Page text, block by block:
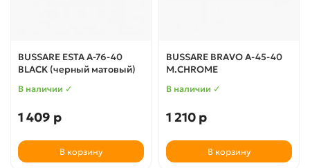
BUSSARE ESTA A-76-40
BLACK (черный матовый)
В наличии ✓
1 409 р
В корзину
BUSSARE BRAVO A-45-40
M.CHROME
В наличии ✓
1 210 р
В корзину